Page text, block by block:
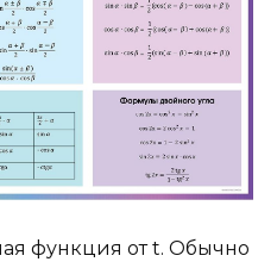
функция от t. Обычно